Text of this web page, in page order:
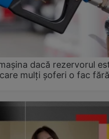
dacă rezervorul
mulți șoferi o fac